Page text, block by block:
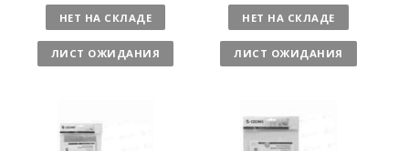
л
и
ч
е
о
НЕТ НА СКЛАДЕ
ЛИСТ ОЖИДАНИЯ
л
и
ч
е
в
о
НЕТ НА СКЛАДЕ
ЛИСТ ОЖИДАНИЯ